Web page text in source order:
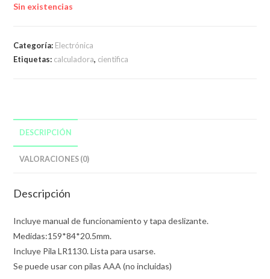
Sin existencias
Categoría: Electrónica
Etiquetas: calculadora, cientifica
DESCRIPCIÓN
VALORACIONES (0)
Descripción
Incluye manual de funcionamiento y tapa deslizante.
Medidas:159*84*20.5mm.
Incluye Pila LR1130. Lista para usarse.
Se puede usar con pilas AAA (no incluidas)